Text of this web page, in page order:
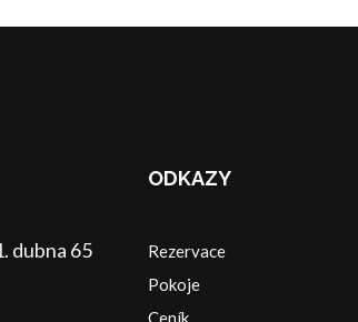
dubna 65
ODKAZY
Rezervace
Pokoje
Ceník